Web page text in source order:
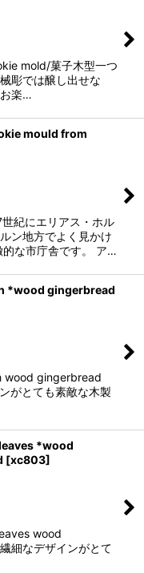
mold/菓子木型一つ
彫では醸し出せな
楽…
mould from
紀にエリアス・ホル
ン地方でよく見かけ
的な市庁舎です。 ア…
*wood gingerbread
wood gingerbread
がとても素敵な木製
*wood
[xc803]
wood
細なデザインがとて